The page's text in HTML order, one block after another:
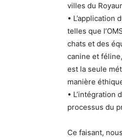
villes du
•
telles que
chats et des
canine et
est la seule
manière
•
processus du
Ce faisant,